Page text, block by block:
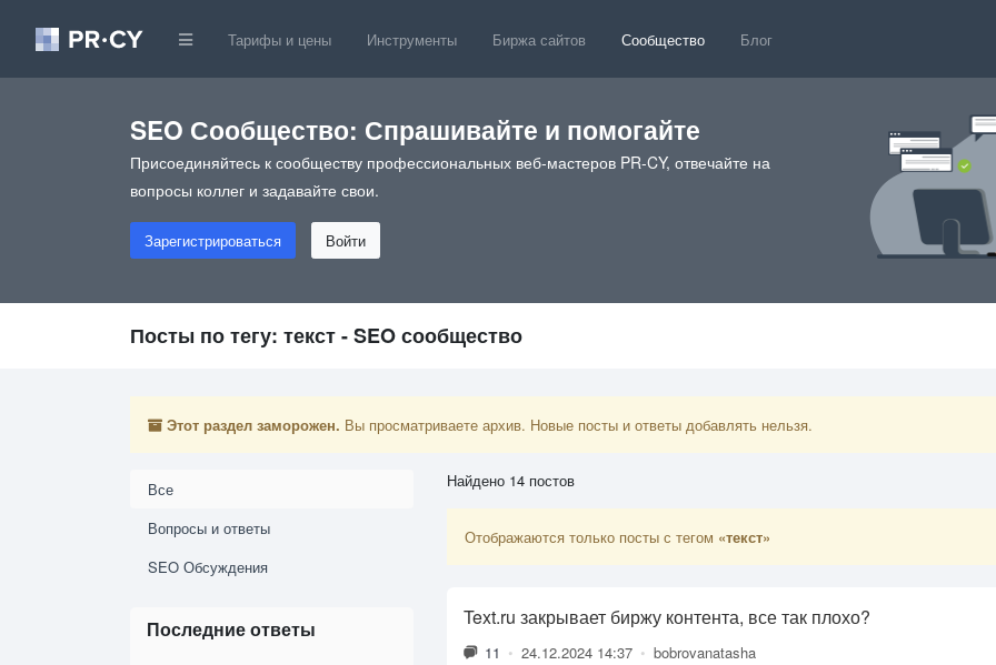
Тарифы и цены Инструменты Биржа сайтов Сообщество Блог
SEO Сообщество: Спрашивайте и помогайте
Присоединяйтесь к сообществу профессиональных веб-мастеров PR-CY, отвечайте на
вопросы коллег и задавайте свои.
Зарегистрироваться Войти
Посты по тегу: текст - SEO сообщество
Этот раздел заморожен. Вы просматриваете архив. Новые посты и ответы добавлять нельзя.
Все
Вопросы и ответы
SEO Обсуждения
Последние ответы
Найдено 14 постов
Отображаются только посты с тегом «текст»
Text.ru закрывает биржу контента, все так плохо?
11 • 24.12.2024 14:37 • bobrovanatasha